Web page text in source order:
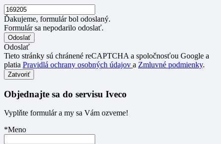
Ďakujeme, formulár bol odoslaný.
Formulár sa nepodarilo odoslať.
Odoslať
Tieto stránky sú chránené reCAPTCHA a spoločnosťou Google a
platia Pravidlá ochrany osobných údajov a Zmluvné podmienky.
Zatvoriť
Objednajte sa do servisu Iveco
Vyplňte formulár a my sa Vám ozveme!
*Meno